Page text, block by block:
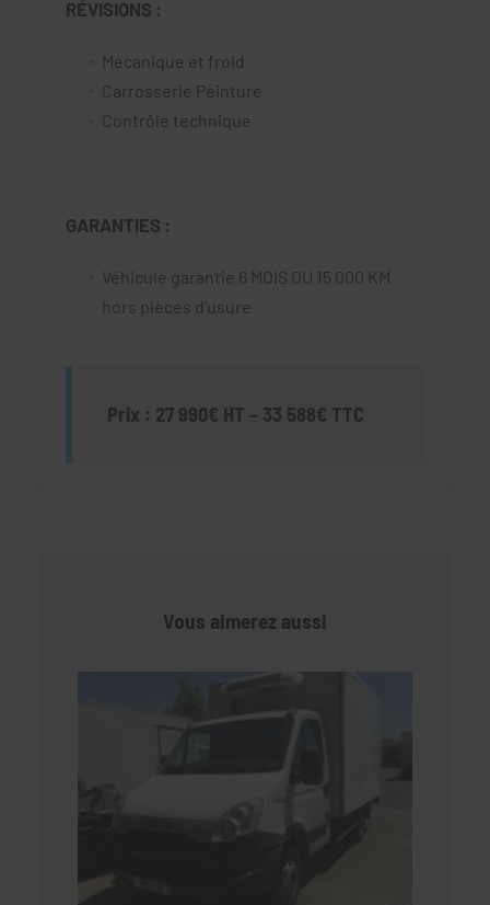
RÉVISIONS :
Mécanique et froid
Carrosserie Peinture
Contrôle technique
GARANTIES :
Véhicule garantie 6 MOIS OU 15 000 KM
hors pièces d’usure
Prix : 27 990€ HT – 33 588€ TTC
Vous aimerez aussi